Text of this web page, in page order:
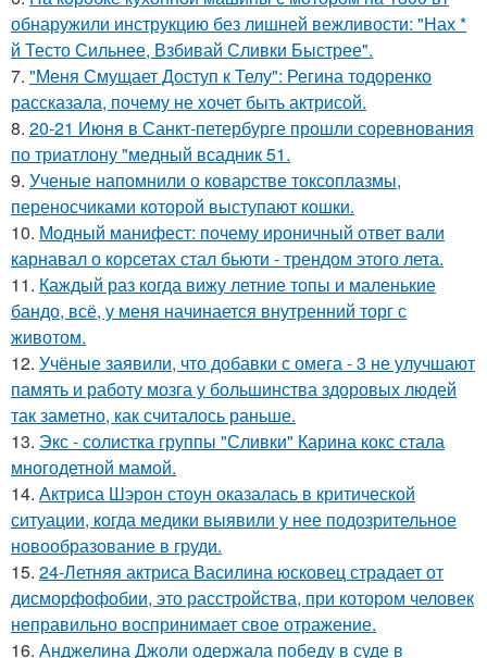
обнаружили инструкцию без лишней вежливости: "Нах *
й Тесто Сильнее, Взбивай Сливки Быстрее".
7. "Меня Смущает Доступ к Телу": Регина тодоренко
рассказала, почему не хочет быть актрисой.
8. 20-21 Июня в Санкт-петербурге прошли соревнования
по триатлону "медный всадник 51.
9. Ученые напомнили о коварстве токсоплазмы,
переносчиками которой выступают кошки.
10. Модный манифест: почему ироничный ответ вали
карнавал о корсетах стал бьюти - трендом этого лета.
11. Каждый раз когда вижу летние топы и маленькие
бандо, всё, у меня начинается внутренний торг с
животом.
12. Учёные заявили, что добавки с омега - 3 не улучшают
память и работу мозга у большинства здоровых людей
так заметно, как считалось раньше.
13. Экс - солистка группы "Сливки" Карина кокс стала
многодетной мамой.
14. Актриса Шэрон стоун оказалась в критической
ситуации, когда медики выявили у нее подозрительное
новообразование в груди.
15. 24-Летняя актриса Василина юсковец страдает от
дисморфофобии, это расстройства, при котором человек
неправильно воспринимает свое отражение.
16. Анджелина Джоли одержала победу в суде в